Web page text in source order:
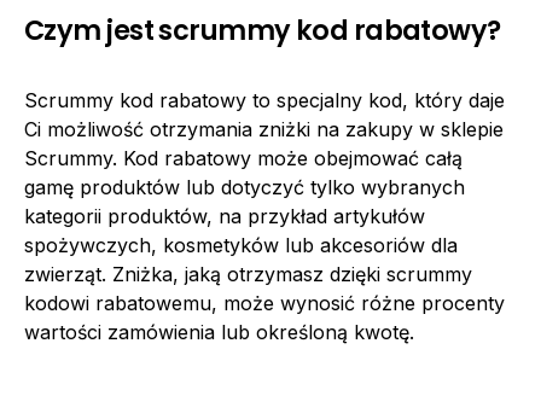
Czym jest scrummy kod rabatowy?
Scrummy kod rabatowy to specjalny kod, który daje
Ci możliwość otrzymania zniżki na zakupy w sklepie
Scrummy. Kod rabatowy może obejmować całą
gamę produktów lub dotyczyć tylko wybranych
kategorii produktów, na przykład artykułów
spożywczych, kosmetyków lub akcesoriów dla
zwierząt. Zniżka, jaką otrzymasz dzięki scrummy
kodowi rabatowemu, może wynosić różne procenty
wartości zamówienia lub określoną kwotę.